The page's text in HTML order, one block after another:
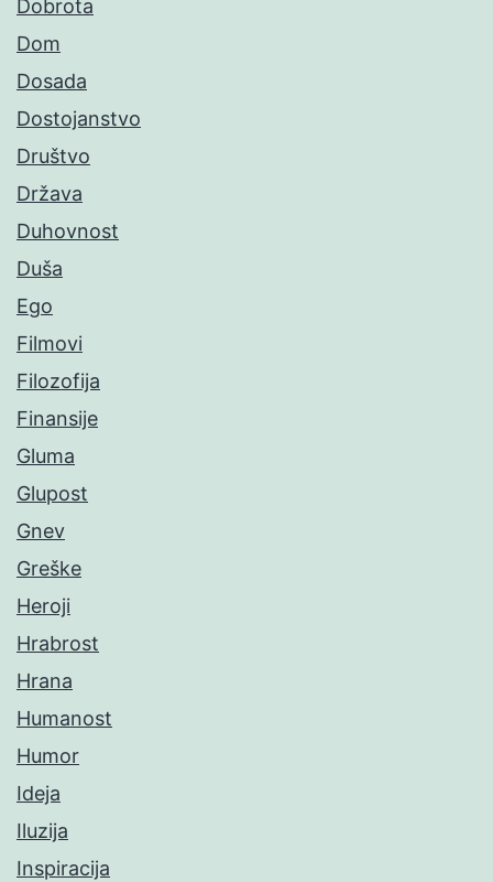
Dobrota
Dom
Dosada
Dostojanstvo
Društvo
Država
Duhovnost
Duša
Ego
Filmovi
Filozofija
Finansije
Gluma
Glupost
Gnev
Greške
Heroji
Hrabrost
Hrana
Humanost
Humor
Ideja
Iluzija
Inspiracija